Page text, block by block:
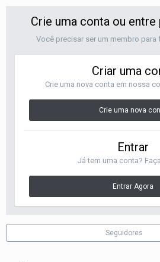
Crie uma conta ou
Você precisar ser um membro para
Criar uma
Crie uma nova conta em nossa
Crie uma nova
Entrar
Já tem uma conta?
Entrar Agora
Seguidores